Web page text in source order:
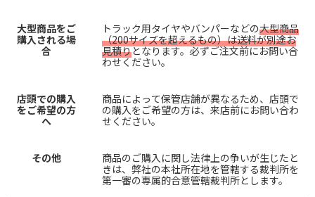
大型商品をご
購入される場
合
トラック用タイヤやバンパーなどの大型商品
（200サイズを超えるもの）は送料が別途お
見積りとなります。必ずご注文前にお問い合
わせください。
店頭での購入
をご希望の方
へ
商品によって保管店舗が異なるため、店頭で
の購入をご希望の方は、来店前にお問い合わ
せください。
その他
商品のご購入に関し法律上の争いが生じたと
きは、弊社の本社所在地を管轄する裁判所を
第一審の専属的合意管轄裁判所とします。